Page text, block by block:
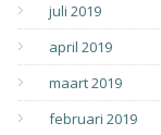
juli 2019
april 2019
maart 2019
februari 2019